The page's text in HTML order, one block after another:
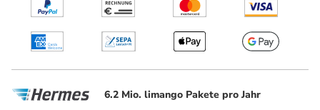
6.2 Mio. limango Pakete pro Jahr